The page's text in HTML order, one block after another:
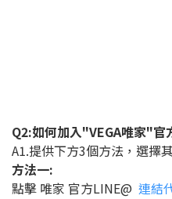
Q2:如何加入"VEGA唯家"官
A1.提供下方3個方法，選擇
方法一:
點擊 唯家 官方LINE@ 連結